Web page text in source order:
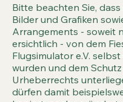
Bitte beachten Sie, dass
Bilder und Grafiken
Arrangements - soweit
ersichtlich - von dem
Flugsimulator e.V.
wurden und dem
Urheberrechts
dürfen damit